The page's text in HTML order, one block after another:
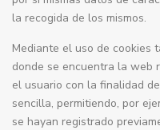
la recogida de los mismos.
Mediante el uso de cookies
donde se encuentra la web
el usuario con la finalidad
sencilla, permitiendo, por
se hayan registrado